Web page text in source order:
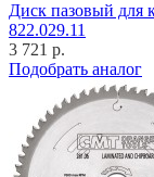
Диск пазовый для
822.029.11
3 721 р.
Подобрать аналог